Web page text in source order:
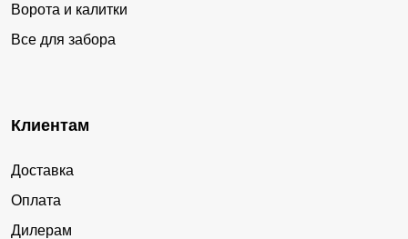
Ворота и калитки
Все для забора
Клиентам
Доставка
Оплата
Дилерам